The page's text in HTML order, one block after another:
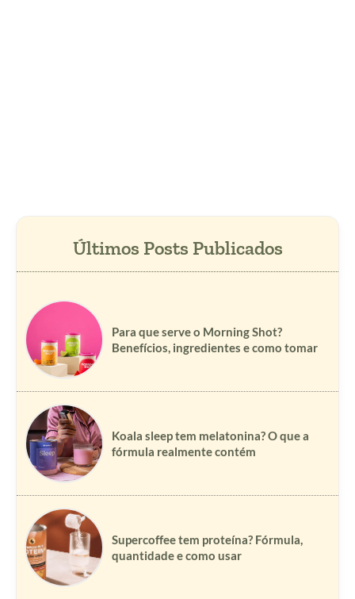
Para que serve o Morning Shot?
Benefícios, ingredientes e como tomar
Koala sleep tem melatonina? O que a
fórmula realmente contém
Supercoffee tem proteína? Fórmula,
quantidade e como usar